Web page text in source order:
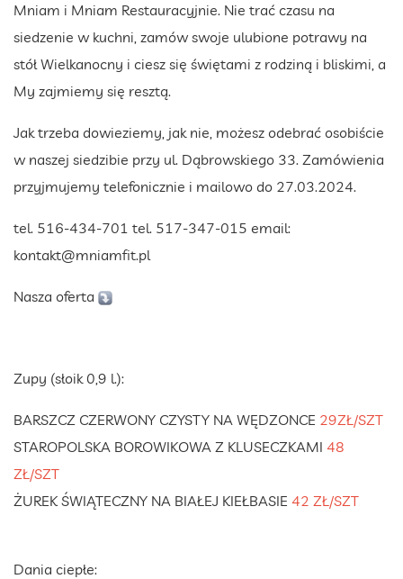
Mniam i Mniam Restauracyjnie. Nie trać czasu na
siedzenie w kuchni, zamów swoje ulubione potrawy na
stół Wielkanocny i ciesz się świętami z rodziną i bliskimi, a
My zajmiemy się resztą.
Jak trzeba dowieziemy, jak nie, możesz odebrać osobiście
w naszej siedzibie przy ul. Dąbrowskiego 33. Zamówienia
przyjmujemy telefonicznie i mailowo do 27.03.2024.
tel. 516-434-701 tel. 517-347-015 email:
kontakt@mniamfit.pl
Nasza oferta
Zupy (słoik 0,9 l.):
BARSZCZ CZERWONY CZYSTY NA WĘDZONCE 29ZŁ/SZT
STAROPOLSKA BOROWIKOWA Z KLUSECZKAMI 48
ZŁ/SZT
ŻUREK ŚWIĄTECZNY NA BIAŁEJ KIEŁBASIE 42 ZŁ/SZT
Dania ciepłe: